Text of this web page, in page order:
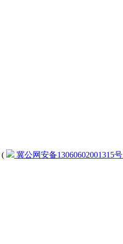
( 冀公网安备13060602001315号